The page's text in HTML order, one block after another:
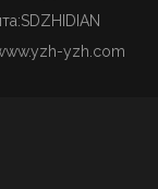
SDZHIDIAN
yzh.com